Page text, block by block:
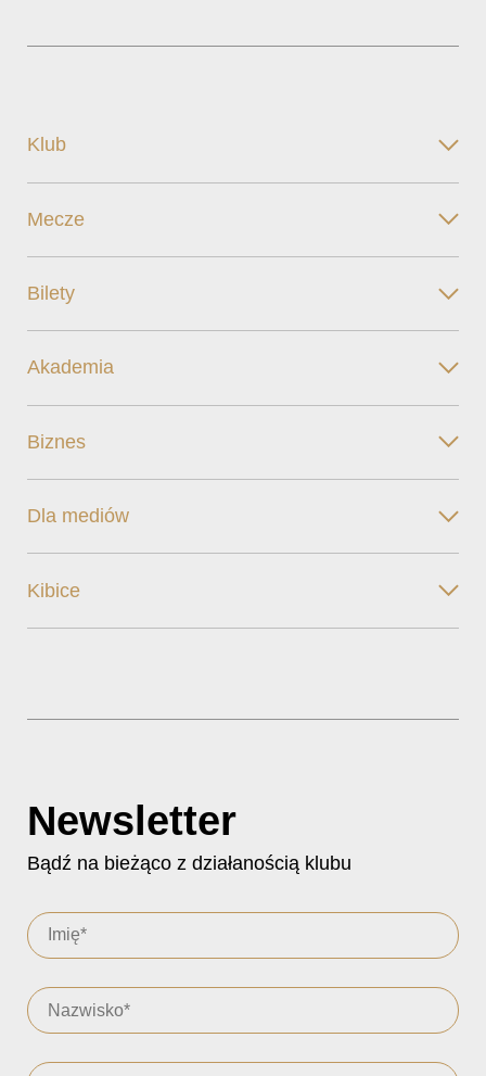
Klub
Mecze
Bilety
Akademia
Biznes
Dla mediów
Kibice
Newsletter
Bądź na bieżąco z działanością klubu